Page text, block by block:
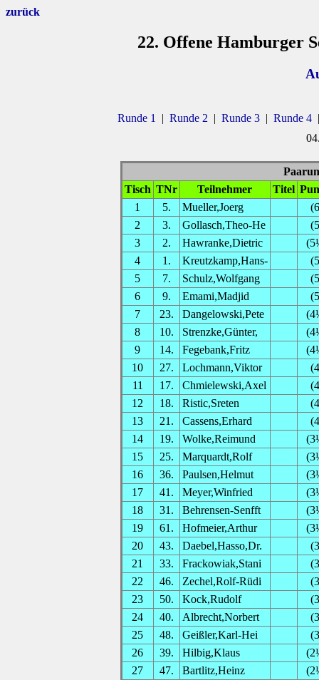
zurück
22. Offene Hamburger
Runde 1 | Runde 2 | Runde 3 | Runde 4 |
Tisch TNr Teilnehmer Titel
1
5. Mueller,Joerg
2
3. Gollasch,Theo-He
3
2. Hawranke,Dietric
4
1. Kreutzkamp,Hans-
5
7. Schulz,Wolfgang
6
9. Emami,Madjid
7
23. Dangelowski,Pete
8
10. Strenzke,Günter,
9
14. Fegebank,Fritz
10
27. Lochmann,Viktor
11
17. Chmielewski,Axel
12
18. Ristic,Sreten
13
21. Cassens,Erhard
14
19. Wolke,Reimund
15
25. Marquardt,Rolf
16
36. Paulsen,Helmut
17
41. Meyer,Winfried
18
31. Behrensen-Senfft
19
61. Hofmeier,Arthur
20
43. Daebel,Hasso,Dr.
21
33. Frackowiak,Stani
22
46. Zechel,Rolf-Rüdi
23
50. Kock,Rudolf
24
40. Albrecht,Norbert
25
48. Geißler,Karl-Hei
26
39. Hilbig,Klaus
27
47. Bartlitz,Heinz